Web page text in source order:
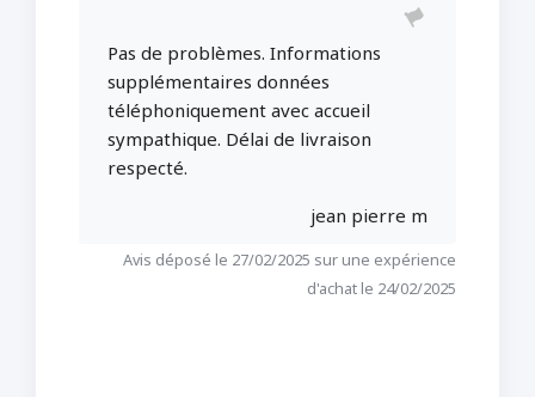
Pas de problèmes. Informations
supplémentaires données
téléphoniquement avec accueil
sympathique. Délai de livraison
respecté.
jean pierre m
Avis déposé le 27/02/2025 sur une expérience
d'achat le 24/02/2025